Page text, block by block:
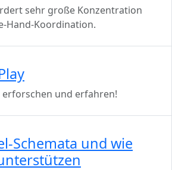
sehr große Konzentration
Hand-Koordination.
und erfahren!
Schemata und wie